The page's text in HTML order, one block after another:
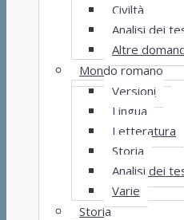
Civiltà
Analisi dei
Altre
Mondo romano
Versioni
Lingua
Letteratura
Storia
Analisi dei
Varie
Storia